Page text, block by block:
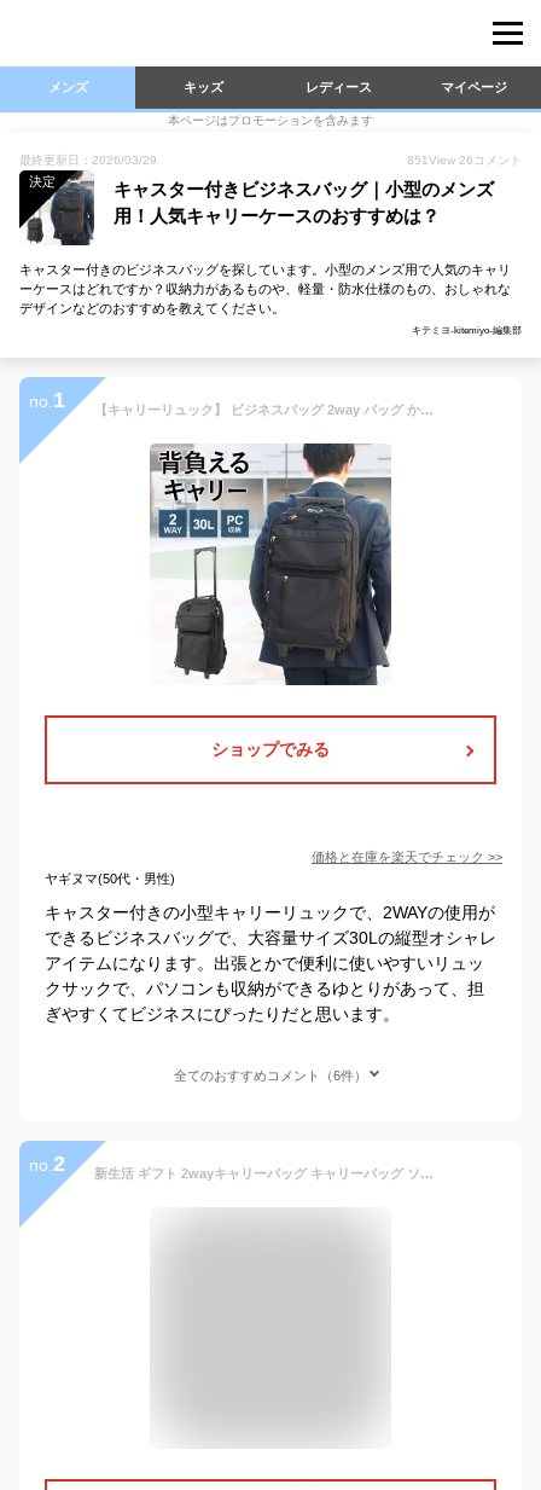
メンズ キッズ レディース マイページ
本ページはプロモーションを含みます
最終更新日：2026/03/29 851View 26 コメント
決定
キャスター付きビジネスバッグ｜小型のメンズ
用！人気キャリーケースのおすすめは？
キャスター付きのビジネスバッグを探しています。小型のメンズ用で人気のキャリ
ーケースはどれですか？収納力があるものや、軽量・防水仕様のもの、おしゃれな
デザインなどのおすすめを教えてください。
キテミヨ-kitemiyo-編集部
no. 1 【キャリーリュック】 ビジネスバッグ 2way バッグ かばん SAXON キャリーバッグ キャリーケース リュック ビジネスリュック メンズ 大容量 30L 縦型 おしゃれ ノートPC PCバッグ 通勤 仕事 営業 出張 ビジネス 黒 ブラック 就職祝い 新生活 キャスター付き 機内持ち込み可
ショップでみる
価格と在庫を楽天でチェック >>
ヤギヌマ(50代・男性)
キャスター付きの小型キャリーリュックで、2WAYの使用が
できるビジネスバッグで、大容量サイズ30Lの縦型オシャレ
アイテムになります。出張とかで便利に使いやすいリュッ
クサックで、パソコンも収納ができるゆとりがあって、担
ぎやすくてビジネスにぴったりだと思います。
全てのおすすめコメント（6件）
no. 2 新生活 ギフト 2wayキャリーバッグ キャリーバッグ ソフトキャリーバッグ 機内持ち込み 南京錠贈呈 スーツケース 軽量 大容量 リュック キャスター付きリュック キャリーケース 修学旅行 ビジネス出張 旅行かばん 連休